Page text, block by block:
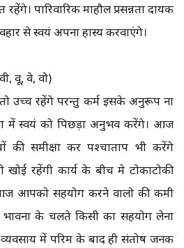
पारिवारिक माहौल प्रसन्नता दायक
से स्वयं अपना हास्य करवाएंगे।
वू, वे, वो)
उच्च रहेंगे परन्तु कर्म इसके अनुरूप ना
में स्वयं को पिछड़ा अनुभव करेंगे। आज
की समीक्षा कर पश्चाताप भी करेंगे
रहेंगी कार्य के बीच मे टोकाटोकी
आपको सहयोग करने वालो की कमी
के चलते किसी का सहयोग लेना
में परिश्रम के बाद ही संतोष जनक